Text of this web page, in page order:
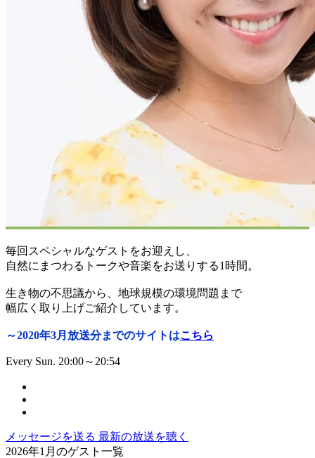
毎回スペシャルなゲストをお迎えし、
自然にまつわるトークや音楽をお送りする1時間。
生き物の不思議から、地球規模の環境問題まで
幅広く取り上げご紹介しています。
～2020年3月放送分までのサイトはこちら
Every Sun. 20:00～20:54
メッセージを送る 最新の放送を聴く
2026年1月のゲスト一覧